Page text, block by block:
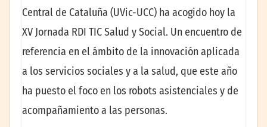
Central de Cataluña (UVic-UCC) ha acogido hoy la
XV Jornada RDI TIC Salud y Social. Un encuentro de
referencia en el ámbito de la innovación aplicada
a los servicios sociales y a la salud, que este año
ha puesto el foco en los robots asistenciales y de
acompañamiento a las personas.